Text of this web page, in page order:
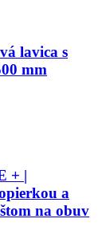
lavica s
mm
+ |
a
na obuv